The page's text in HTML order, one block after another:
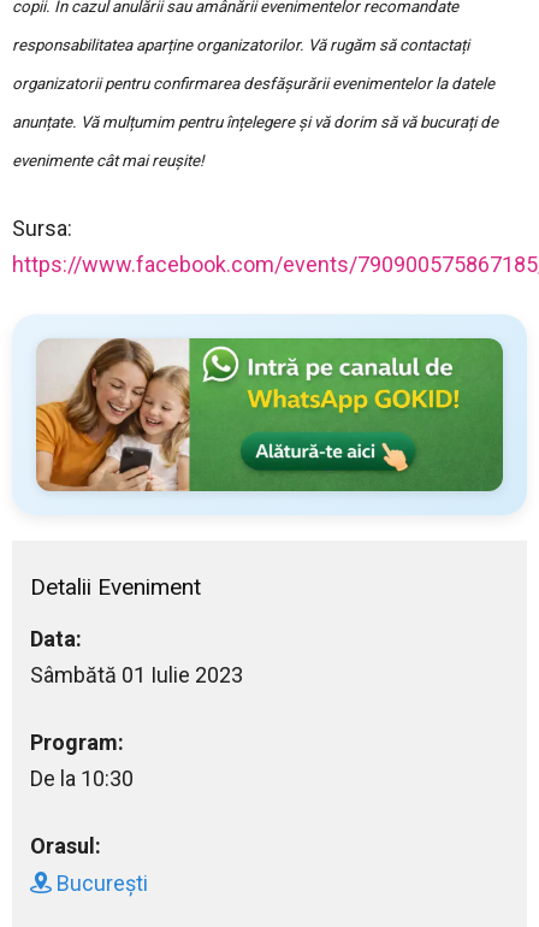
copii. În cazul anulării sau amânării evenimentelor recomandate
responsabilitatea aparține organizatorilor. Vă rugăm să contactați
organizatorii pentru confirmarea desfășurării evenimentelor la datele
anunțate. Vă mulțumim pentru înțelegere și vă dorim să vă bucurați de
evenimente cât mai reușite!
Sursa:
https://www.facebook.com/events/
Detalii Eveniment
Data:
Sâmbătă 01 Iulie 2023
Program:
De la 10:30
Orasul:
București